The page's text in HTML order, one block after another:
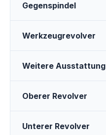
Gegenspindel
Werkzeugrevolver
Weitere Ausstattung
Oberer Revolver
Unterer Revolver